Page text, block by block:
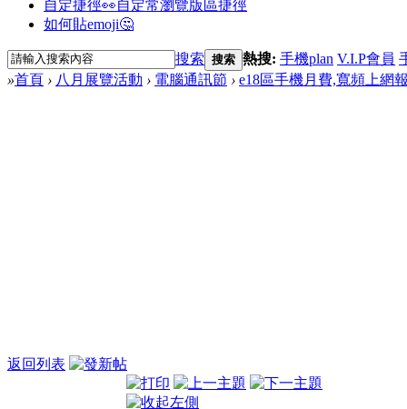
自定捷徑👀自定常瀏覽版區捷徑
如何貼emoji🤔
搜索 搜索 熱搜: 手機plan V.I.P會員
»首頁 › 八月展覽活動 › 電腦通訊節 › e18區手機月費,寬頻上網
返回列表